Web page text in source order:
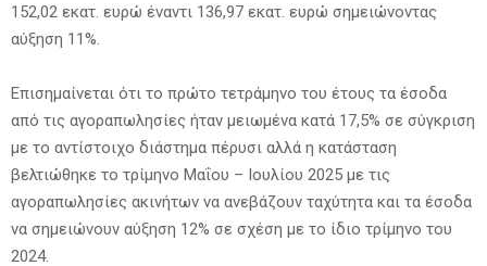
152,02 εκατ. ευρώ έναντι 136,97 εκατ. ευρώ σημειώνοντας
αύξηση 11%.
Επισημαίνεται ότι το πρώτο τετράμηνο του έτους τα έσοδα
από τις αγοραπωλησίες ήταν μειωμένα κατά 17,5% σε σύγκριση
με το αντίστοιχο διάστημα πέρυσι αλλά η κατάσταση
βελτιώθηκε το τρίμηνο Μαΐου – Ιουλίου 2025 με τις
αγοραπωλησίες ακινήτων να ανεβάζουν ταχύτητα και τα έσοδα
να σημειώνουν αύξηση 12% σε σχέση με το ίδιο τρίμηνο του
2024.